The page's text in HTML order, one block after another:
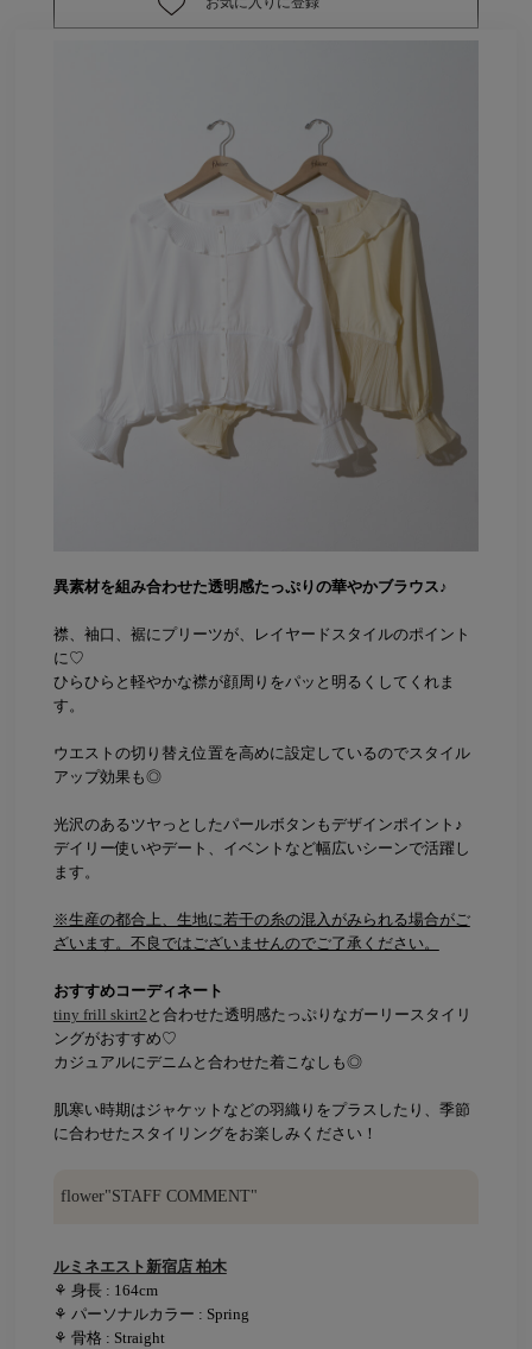
異素材を組み合わせた透明感たっぷりの華やかブラウス♪
襟、袖口、裾にプリーツが、レイヤードスタイルのポイント
に♡
ひらひらと軽やかな襟が顔周りをパッと明るくしてくれま
す。
ウエストの切り替え位置を高めに設定しているのでスタイル
アップ効果も◎
光沢のあるツヤっとしたパールボタンもデザインポイント♪
デイリー使いやデート、イベントなど幅広いシーンで活躍し
ます。
※生産の都合上、生地に若干の糸の混入がみられる場合がご
ざいます。不良ではございませんのでご了承ください。
おすすめコーディネート
tiny frill skirt2 と合わせた透明感たっぷりなガーリースタイリ
ングがおすすめ♡
カジュアルにデニムと合わせた着こなしも◎
肌寒い時期はジャケットなどの羽織りをプラスしたり、季節
に合わせたスタイリングをお楽しみください！
flower"STAFF COMMENT"
ルミネエスト新宿店 柏木
⚘ 身長 : 164cm
⚘ パーソナルカラー : Spring
⚘ 骨格 : Straight